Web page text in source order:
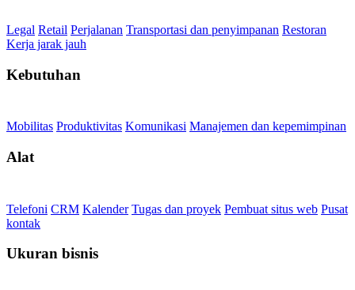
Legal Retail Perjalanan Transportasi dan penyimpanan Restoran
Kerja jarak jauh
Kebutuhan
Mobilitas Produktivitas Komunikasi Manajemen dan kepemimpinan
Alat
Telefoni CRM Kalender Tugas dan proyek Pembuat situs web Pusat
kontak
Ukuran bisnis